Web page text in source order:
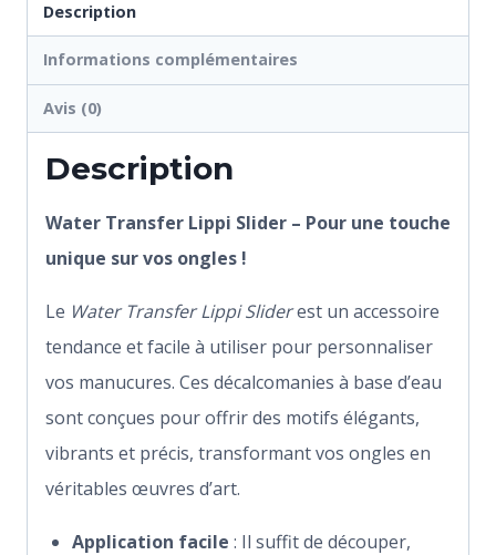
Description
Informations complémentaires
Avis (0)
Description
Water Transfer Lippi Slider – Pour une touche
unique sur vos ongles !
Le Water Transfer Lippi Sliderest un accessoire
tendance et facile à utiliser pour personnaliser
vos manucures. Ces décalcomanies à base d’eau
sont conçues pour offrir des motifs élégants,
vibrants et précis, transformant vos ongles en
véritables œuvres d’art.
Application facile : Il suffit de découper,